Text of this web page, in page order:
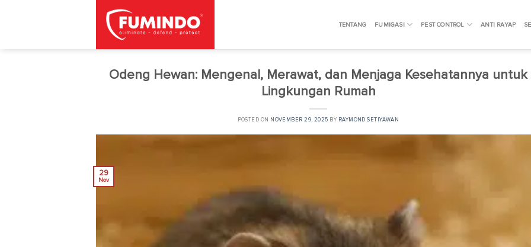
TENTANG FUMIGASI PEST CONTROL ANTI RAYAP
Odeng Hewan: Mengenal, Merawat, dan Menjaga Kesehatannya untuk
Lingkungan Rumah
POSTED ON NOVEMBER 29, 2025 BY RAYMOND SETIYAWAN
29
Nov